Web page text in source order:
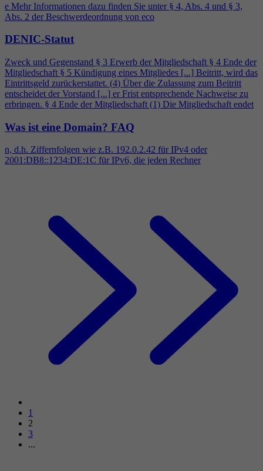
e Mehr Informationen dazu finden Sie unter § 4, Abs. 4 und § 3,
Abs. 2 der Beschwerdeordnung von eco
DENIC-Statut
Zweck und Gegenstand § 3 Erwerb der Mitgliedschaft § 4 Ende der
Mitgliedschaft § 5 Kündigung eines Mitgliedes [...] Beitritt, wird das
Eintrittsgeld zurückerstattet. (4) Über die Zulassung zum Beitritt
entscheidet der Vorstand [...] er Frist entsprechende Nachweise zu
erbringen. § 4 Ende der Mitgliedschaft (1) Die Mitgliedschaft endet
Was ist eine Domain? FAQ
n, d.h. Ziffernfolgen wie z.B. 192.0.2.42 für IPv4 oder
2001:DB8::1234:DE:1C für IPv6, die jeden Rechner
1
2
3
...